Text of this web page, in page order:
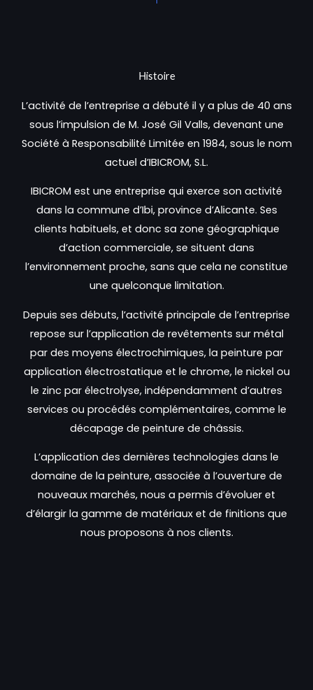
Histoire
L’activité de l’entreprise a débuté il y a plus de 40 ans
sous l’impulsion de M. José Gil Valls, devenant une
Société à Responsabilité Limitée en 1984, sous le nom
actuel d’IBICROM, S.L.
IBICROM est une entreprise qui exerce son activité
dans la commune d’Ibi, province d’Alicante. Ses
clients habituels, et donc sa zone géographique
d’action commerciale, se situent dans
l’environnement proche, sans que cela ne constitue
une quelconque limitation.
Depuis ses débuts, l’activité principale de l’entreprise
repose sur l’application de revêtements sur métal
par des moyens électrochimiques, la peinture par
application électrostatique et le chrome, le nickel ou
le zinc par électrolyse, indépendamment d’autres
services ou procédés complémentaires, comme le
décapage de peinture de châssis.
L’application des dernières technologies dans le
domaine de la peinture, associée à l’ouverture de
nouveaux marchés, nous a permis d’évoluer et
d’élargir la gamme de matériaux et de finitions que
nous proposons à nos clients.